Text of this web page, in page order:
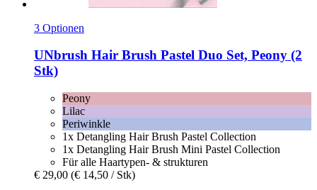
3 Optionen
UNbrush Hair Brush Pastel Duo Set, Peony (2
Stk)
Peony
Lilac
Periwinkle
1x Detangling Hair Brush Pastel Collection
1x Detangling Hair Brush Mini Pastel Collection
Für alle Haartypen- & strukturen
€ 29,00 (€ 14,50 / Stk)